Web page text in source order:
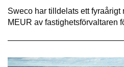
Sweco har tilldelats ett fyraårigt
MEUR av fastighetsförvaltaren